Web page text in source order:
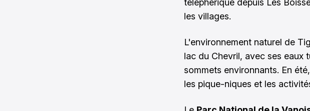
téléphérique depuis Les
les villages.
L'environnement naturel de
lac du Chevril, avec ses eaux
sommets environnants. En
les pique-niques et les